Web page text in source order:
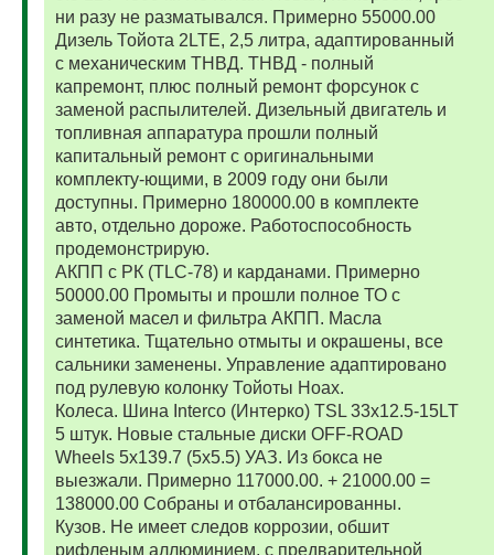
ни разу не разматывался. Примерно 55000.00
Дизель Тойота 2LTE, 2,5 литра, адаптированный
с механическим ТНВД. ТНВД - полный
капремонт, плюс полный ремонт форсунок с
заменой распылителей. Дизельный двигатель и
топливная аппаратура прошли полный
капитальный ремонт с оригинальными
комплекту-ющими, в 2009 году они были
доступны. Примерно 180000.00 в комплекте
авто, отдельно дороже. Работоспособность
продемонстрирую.
АКПП с РК (TLC-78) и карданами. Примерно
50000.00 Промыты и прошли полное ТО с
заменой масел и фильтра АКПП. Масла
синтетика. Тщательно отмыты и окрашены, все
сальники заменены. Управление адаптировано
под рулевую колонку Тойоты Ноах.
Колеса. Шина Interco (Интерко) TSL 33x12.5-15LT
5 штук. Новые стальные диски OFF-ROAD
Wheels 5x139.7 (5x5.5) УАЗ. Из бокса не
выезжали. Примерно 117000.00. + 21000.00 =
138000.00 Собраны и отбалансированны.
Кузов. Не имеет следов коррозии, обшит
рифленым аллюминием, с предварительной